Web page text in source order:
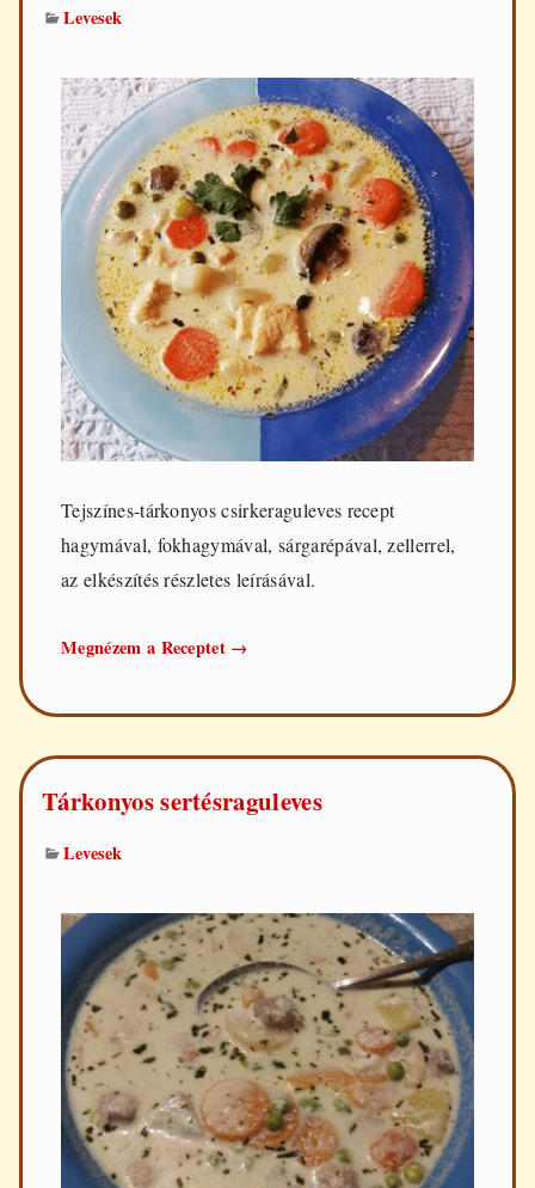
Levesek
Tejszínes-tárkonyos csirkeraguleves recept
hagymával, fokhagymával, sárgarépával, zellerrel,
az elkészítés részletes leírásával.
Megnézem a Receptet Tejszínes-
→
Tárkonyos sertésraguleves
Levesek